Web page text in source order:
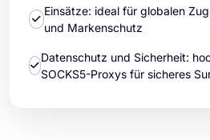
Einsätze: ideal für globalen
und Markenschutz
Datenschutz und Sicherheit:
SOCKS5-Proxys für sicheres